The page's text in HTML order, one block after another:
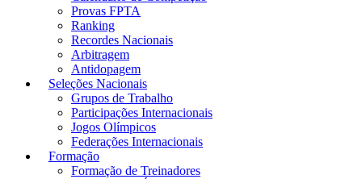
Provas FPTA
Ranking
Recordes Nacionais
Arbitragem
Antidopagem
Seleções Nacionais
Grupos de Trabalho
Participações Internacionais
Jogos Olímpicos
Federações Internacionais
Formação
Formação de Treinadores